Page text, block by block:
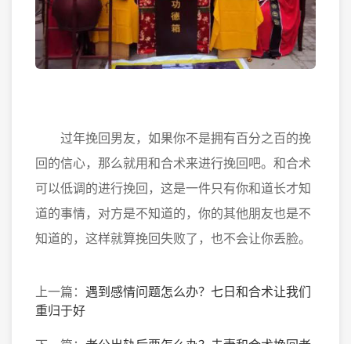
过年挽回男友，如果你不是拥有百分之百的挽
回的信心，那么就用和合术来进行挽回吧。和合术
可以低调的进行挽回，这是一件只有你和道长才知
道的事情，对方是不知道的，你的其他朋友也是不
知道的，这样就算挽回失败了，也不会让你丢脸。
上一篇： 遇到感情问题怎么办？七日和合术让我们
重归于好